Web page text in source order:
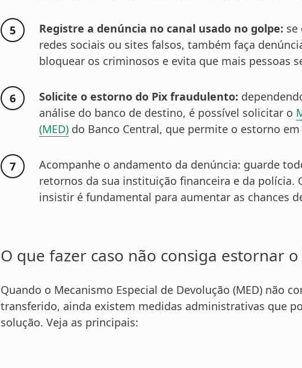
Registre a denúncia no canal usado no golpe: se
redes sociais ou sites falsos, também faça
bloquear os criminosos e evita que mais pessoas
Solicite o estorno do Pix fraudulento:
análise do banco de destino, é possível solicitar o
(MED) do Banco Central, que permite o estorno
Acompanhe o andamento da denúncia: guarde
retornos da sua instituição financeira e da polícia.
insistir é fundamental para aumentar as chances
O que fazer caso não consiga estornar
Quando o Mecanismo Especial de Devolução (MED) não
transferido, ainda existem medidas administrativas que
solução. Veja as principais: